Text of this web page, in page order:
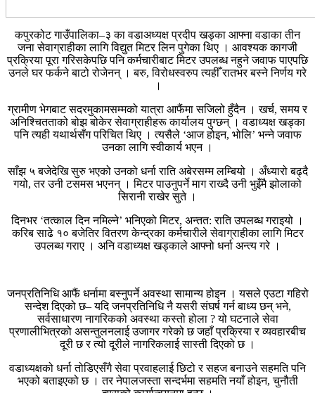
कपुरकोट गाउँपालिका–३ का वडाअध्यक्ष प्रदीप खड्का आफ्ना वडाका तीन
जना सेवाग्राहीका लागि विद्युत मिटर लिन पुगेका थिए । आवश्यक कागजी
प्रक्रिया पूरा गरिसकेपछि पनि कर्मचारीबाट मिटर उपलब्ध नहुने जवाफ पाएपछि
उनले घर फर्कने बाटो रोजेनन् । बरु, विरोधस्वरुप त्यहीँ रातभर बस्ने निर्णय गरे
।
ग्रामीण भेगबाट सदरमुकामसम्मको यात्रा आफैंमा सजिलो हुँदैन । खर्च, समय र
अनिश्चितताको बोझ बोकेर सेवाग्राहीहरू कार्यालय पुग्छन् । वडाध्यक्ष खड्का
पनि त्यही यथार्थसँग परिचित थिए । त्यसैले ‘आज होइन, भोलि’ भन्ने जवाफ
उनका लागि स्वीकार्य भएन ।
साँझ ५ बजेदेखि सुरु भएको उनको धर्ना राति अबेरसम्म लम्बियो । अँध्यारो बढ्दै
गयो, तर उनी टसमस भएनन् । मिटर पाउनुपर्ने माग राख्दै उनी भुइँमै झोलाको
सिरानी राखेर सुते ।
दिनभर ‘तत्काल दिन नमिल्ने’ भनिएको मिटर, अन्तत: राति उपलब्ध गराइयो ।
करिब साढे १० बजेतिर वितरण केन्द्रका कर्मचारीले सेवाग्राहीका लागि मिटर
उपलब्ध गराए । अनि वडाध्यक्ष खड्काले आफ्नो धर्ना अन्त्य गरे ।
जनप्रतिनिधि आफैं धर्नामा बस्नुपर्ने अवस्था सामान्य होइन । यसले एउटा गहिरो
सन्देश दिएको छ– यदि जनप्रतिनिधि नै यसरी संघर्ष गर्न बाध्य छन् भने,
सर्वसाधारण नागरिकको अवस्था कस्तो होला ? यो घटनाले सेवा
प्रणालीभित्रको असन्तुलनलाई उजागर गरेको छ जहाँ प्रक्रिया र व्यवहारबीच
दूरी छ र त्यो दूरीले नागरिकलाई सास्ती दिएको छ ।
वडाध्यक्षको धर्ना तोडिएसँगै सेवा प्रवाहलाई छिटो र सहज बनाउने सहमति पनि
भएको बताइएको छ । तर नेपालजस्ता सन्दर्भमा सहमति नयाँ होइन, चुनौती